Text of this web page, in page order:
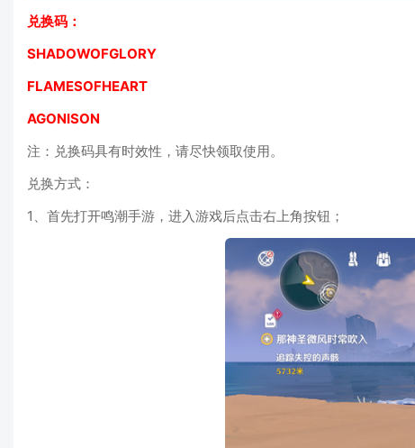
兑换码：
SHADOWOFGLORY
FLAMESOFHEART
AGONISON
注：兑换码具有时效性，请尽快领取使用。
兑换方式：
1、首先打开鸣潮手游，进入游戏后点击右上角按钮；